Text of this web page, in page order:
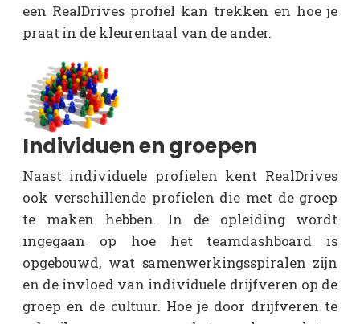
een RealDrives profiel kan trekken en hoe je
praat in de kleurentaal van de ander.
Individuen en groepen
Naast individuele profielen kent RealDrives
ook verschillende profielen die met de groep
te maken hebben. In de opleiding wordt
ingegaan op hoe het teamdashboard is
opgebouwd, wat samenwerkingsspiralen zijn
en de invloed van individuele drijfveren op de
groep en de cultuur. Hoe je door drijfveren te